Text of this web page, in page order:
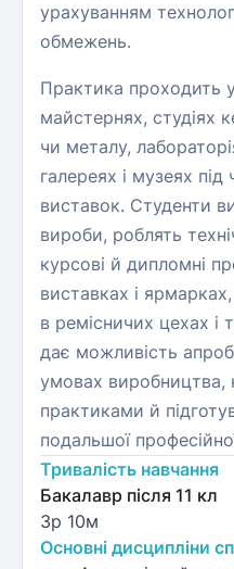
урахуванням
обмежень.
Практика проходить
майстернях, студіях
чи металу,
галереях і музеях під
виставок. Студенти
вироби, роблять
курсові й дипломні
виставках і
в ремісничих цехах
дає можливість
умовах виробництва,
практиками й
подальшої
Тривалість навчання
Бакалавр після 11 кл
3р 10м
Основні дисципліни